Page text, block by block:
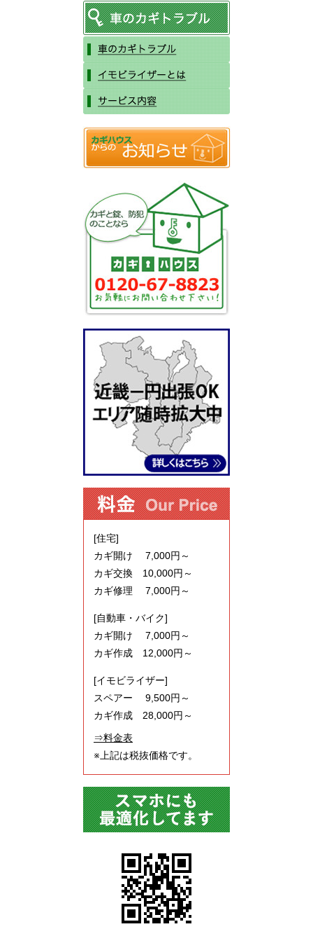
[住宅]
カギ開け 7,000円～
カギ交換 10,000円～
カギ修理 7,000円～
[自動車・バイク]
カギ開け 7,000円～
カギ作成 12,000円～
[イモビライザー]
スペアー 9,500円～
カギ作成 28,000円～
⇒料金表
※上記は税抜価格です。